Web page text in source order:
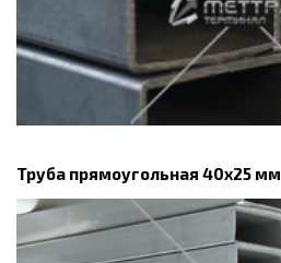
Труба прямоугольная 40х25 мм